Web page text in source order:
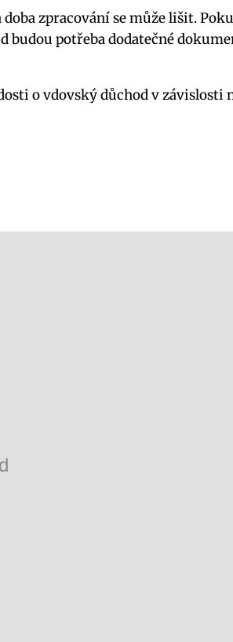
zpracování se může lišit.
potřeba dodatečné
o vdovský důchod v závislosti